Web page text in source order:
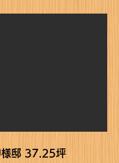
様邸 37.25坪